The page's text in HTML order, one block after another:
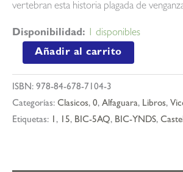
vertebran esta historia plagada de
Disponibilidad: 1 disponibles
álvaro
o
la
fuerza
Añadir al carrito
ISBN: 978-84-678-7104-3
Categorías: Clasicos, 0, Alfaguara, Libros,
Etiquetas: 1 , 15, BIC-5AQ, BIC-YNDS,